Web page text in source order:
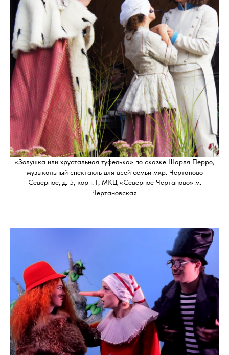
«Золушка или хрустальная туфелька» по сказке Шарля Перро,
музыкальный спектакль для всей семьи мкр. Чертаново
Северное, д. 5, корп. Г, МКЦ «Северное Чертаново» м.
Чертановская